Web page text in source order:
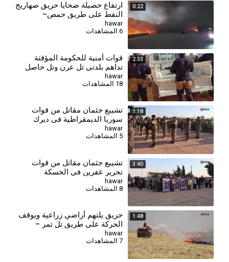
0:22
ارتفاع حصيلة ضحايا حريق صهاريج
النفط على طريق حمص–
طرطوس
hawar
6 المشاهدات
2:33
قوات أمنية للحكومة المؤقتة
تداهم بلدتي تل عرن وتل حاصل
hawar
18 المشاهدات
1:18
تشييع جثمان مقاتل من قوات
سوريا الديمقراطية في ديرك
hawar
5 المشاهدات
3:40
تشييع جثمان مقاتل من قوات
تحرير عفرين في الحسكة
hawar
8 المشاهدات
1:48
حريق يلتهم أراضي زراعية ويوقف
الحركة على طريق تل تمر –
الحسكة
hawar
7 المشاهدات